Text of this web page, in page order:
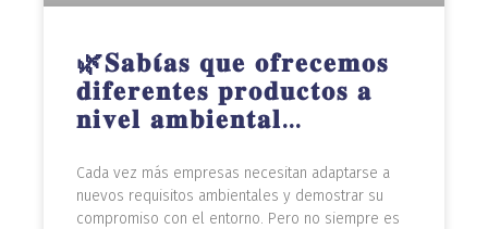
🌿𝐒𝐚𝐛𝛊́𝐚𝐬 𝐪𝐮𝐞 𝐨𝐟𝐫𝐞𝐜𝐞𝐦𝐨𝐬
𝐝𝐢𝐟𝐞𝐫𝐞𝐧𝐭𝐞𝐬 𝐩𝐫𝐨𝐝𝐮𝐜𝐭𝐨𝐬 𝐚
𝐧𝐢𝐯𝐞𝐥 𝐚𝐦𝐛𝐢𝐞𝐧𝐭𝐚𝐥…
Cada vez más empresas necesitan adaptarse a
nuevos requisitos ambientales y demostrar su
compromiso con el entorno. Pero no siempre es